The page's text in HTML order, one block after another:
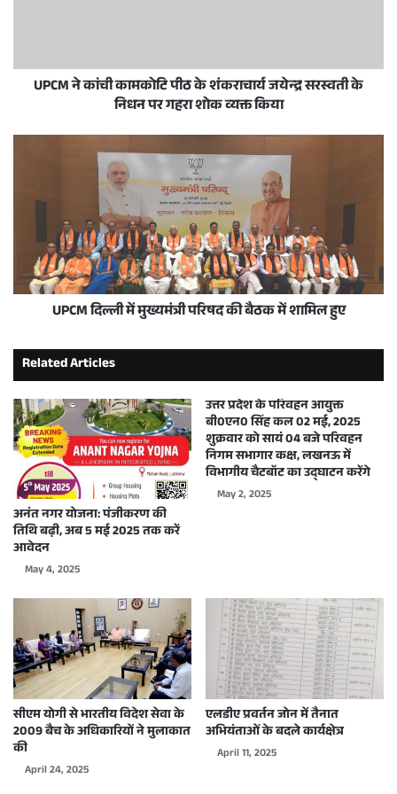
UPCM ने कांची कामकोटि पीठ के शंकराचार्य जयेन्द्र सरस्वती के
निधन पर गहरा शोक व्यक्त किया
UPCM दिल्ली में मुख्यमंत्री परिषद की बैठक में शामिल हुए
Related Articles
अनंत नगर योजना: पंजीकरण की
तिथि बढ़ी, अब 5 मई 2025 तक करें
आवेदन
May 4, 2025
उत्तर प्रदेश के परिवहन आयुक्त
बी0एन0 सिंह कल 02 मई, 2025
शुक्रवार को सायं 04 बजे परिवहन
निगम सभागार कक्ष, लखनऊ में
विभागीय चैटबॉट का उद्घाटन करेंगे
May 2, 2025
सीएम योगी से भारतीय विदेश सेवा के
2009 बैच के अधिकारियों ने मुलाकात
की
April 24, 2025
एलडीए प्रवर्तन जोन में तैनात
अभियंताओं के बदले कार्यक्षेत्र
April 11, 2025